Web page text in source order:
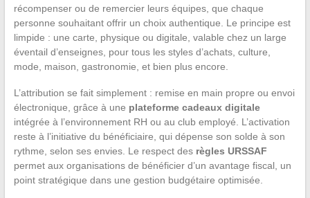
récompenser ou de remercier leurs équipes, que chaque
personne souhaitant offrir un choix authentique. Le principe est
limpide : une carte, physique ou digitale, valable chez un large
éventail d’enseignes, pour tous les styles d’achats, culture,
mode, maison, gastronomie, et bien plus encore.
L’attribution se fait simplement : remise en main propre ou envoi
électronique, grâce à une plateforme cadeaux digitale
intégrée à l’environnement RH ou au club employé. L’activation
reste à l’initiative du bénéficiaire, qui dépense son solde à son
rythme, selon ses envies. Le respect des règles URSSAF
permet aux organisations de bénéficier d’un avantage fiscal, un
point stratégique dans une gestion budgétaire optimisée.